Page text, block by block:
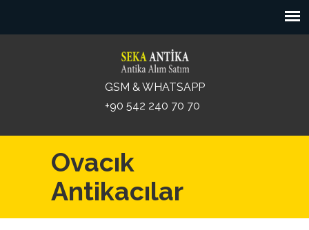
GSM & WHATSAPP
+90 542 240 70 70
Ovacık
Antikacılar